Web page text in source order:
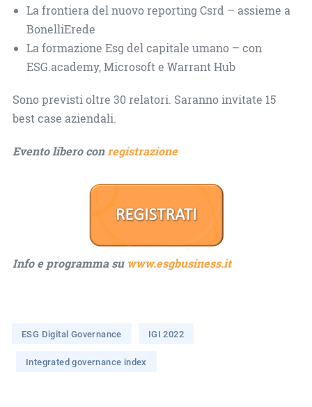
La frontiera del nuovo reporting Csrd – assieme a
BonelliErede
La formazione Esg del capitale umano – con
ESG.academy, Microsoft e Warrant Hub
Sono previsti oltre 30 relatori. Saranno invitate 15
best case aziendali.
Evento libero conregistrazione
Info e programma su www.esgbusiness.it
ESG Digital Governance IGI 2022
Integrated governance index